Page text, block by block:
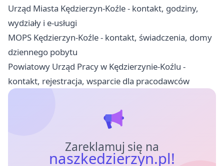
Urząd Miasta Kędzierzyn-Koźle - kontakt, godziny,
wydziały i e-usługi
MOPS Kędzierzyn-Koźle - kontakt, świadczenia, domy
dziennego pobytu
Powiatowy Urząd Pracy w Kędzierzynie-Koźlu -
kontakt, rejestracja, wsparcie dla pracodawców
Zareklamuj się na
naszkedzierzyn.pl!